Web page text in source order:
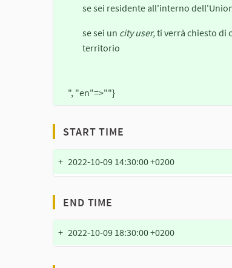
se sei residente all'interno
se sei un city user,ti verrà chiesto di
territorio
", "en"=>""}
START TIME
+ 2022-10-09 14:30:00 +0200
END TIME
+ 2022-10-09 18:30:00 +0200